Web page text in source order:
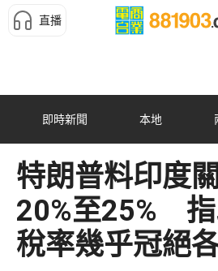
直播
即時新聞 本地
特朗普料印度
20%至25%
稅率幾乎冠絕